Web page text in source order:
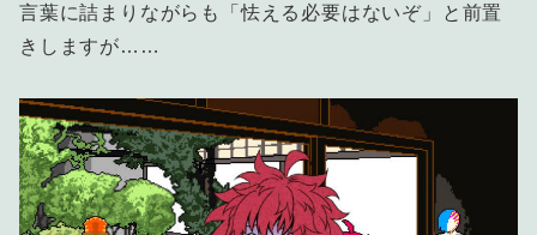
言葉に詰まりながらも「怯える必要はないぞ」と前置
きしますが……